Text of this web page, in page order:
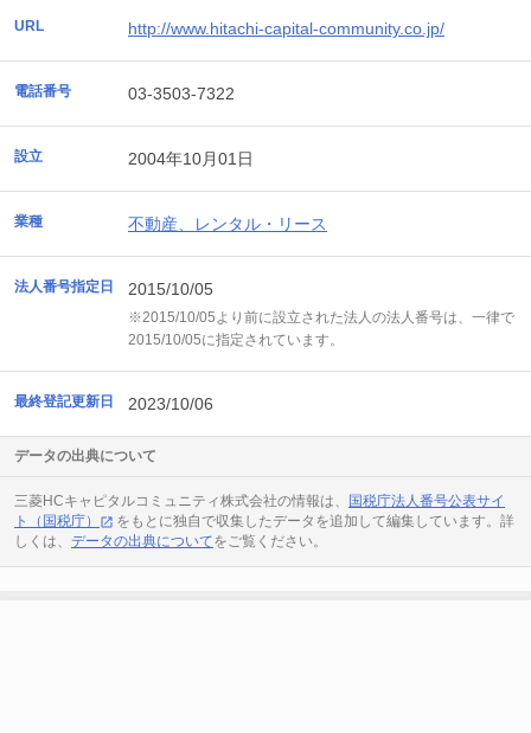
URL http://www.hitachi-capital-community.co.jp/
電話番号 03-3503-7322
設立 2004年10月01日
業種 不動産、レンタル・リース
法人番号指定日 2015/10/05
※2015/10/05より前に設立された法人の法人番号は、一律で
2015/10/05に指定されています。
最終登記更新日 2023/10/06
データの出典について
三菱HCキャピタルコミュニティ株式会社の情報は、
国税庁法人番号公表サイ
ト（国税庁）
をもとに独自で収集したデータを追加して編集しています。詳
しくは、 データの出典についてをご覧ください。